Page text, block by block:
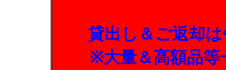
貸出し＆ご返却
※大量＆高額品等